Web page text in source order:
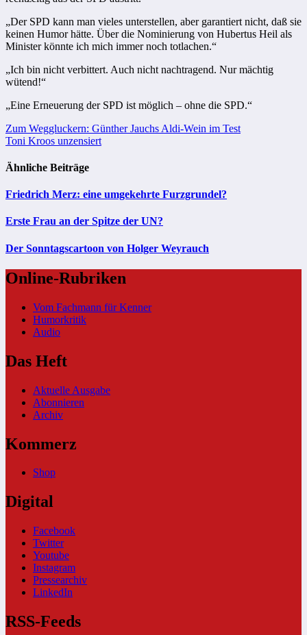
„Der SPD kann man vieles unterstellen, aber garantiert nicht, daß sie
keinen Humor hätte. Über die Nominierung von Hubertus Heil als
Minister könnte ich mich immer noch totlachen.“
„Ich bin nicht verbittert. Auch nicht nachtragend. Nur mächtig
wütend!“
„Eine Erneuerung der SPD ist möglich – ohne die SPD.“
Beitragsnavigation
Zum Weggluckern: Günther Jauchs Aldi-Wein im Test
Toni Kroos unzensiert
Ähnliche Beiträge
Friedrich Merz: eine umgekehrte Furzgrundel?
Erste Frau an der Spitze der UN?
Der Sonntagscartoon von Holger Weyrauch
Online-Rubriken
Vom Fachmann für Kenner
Humorkritik
Audio
Das Heft
Aktuelle Ausgabe
Abonnieren
Archiv
Kommerz
Shop
Digital
Facebook
Twitter
Youtube
Instagram
Pressearchiv
LinkedIn
RSS-Feeds